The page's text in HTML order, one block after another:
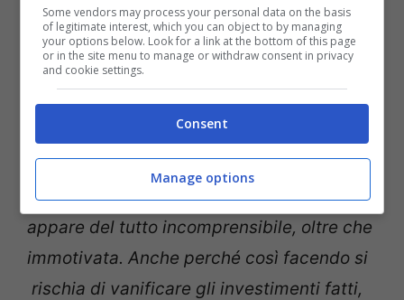
solo 2016, prevede investimenti per 400
milioni di euro, destinati ad ammodernare
la flotta, offrire nuovi servizi a bordo e a
terra e tornare così ad essere veramente
competitivi. La Compagnia è anche
tornata ad assumere. Alla luce di tali fatti
la decisione di alcune sigle sindacali
appare del tutto incomprensibile, oltre che
immotivata. Anche perché così facendo si
rischia di vanificare gli investimenti fatti,
Some vendors may process your personal data on the basis
of legitimate interest, which you can object to by managing
your options below. Look for a link at the bottom of this page
or in the site menu to manage or withdraw consent in privacy
and cookie settings.
Consent
Manage options